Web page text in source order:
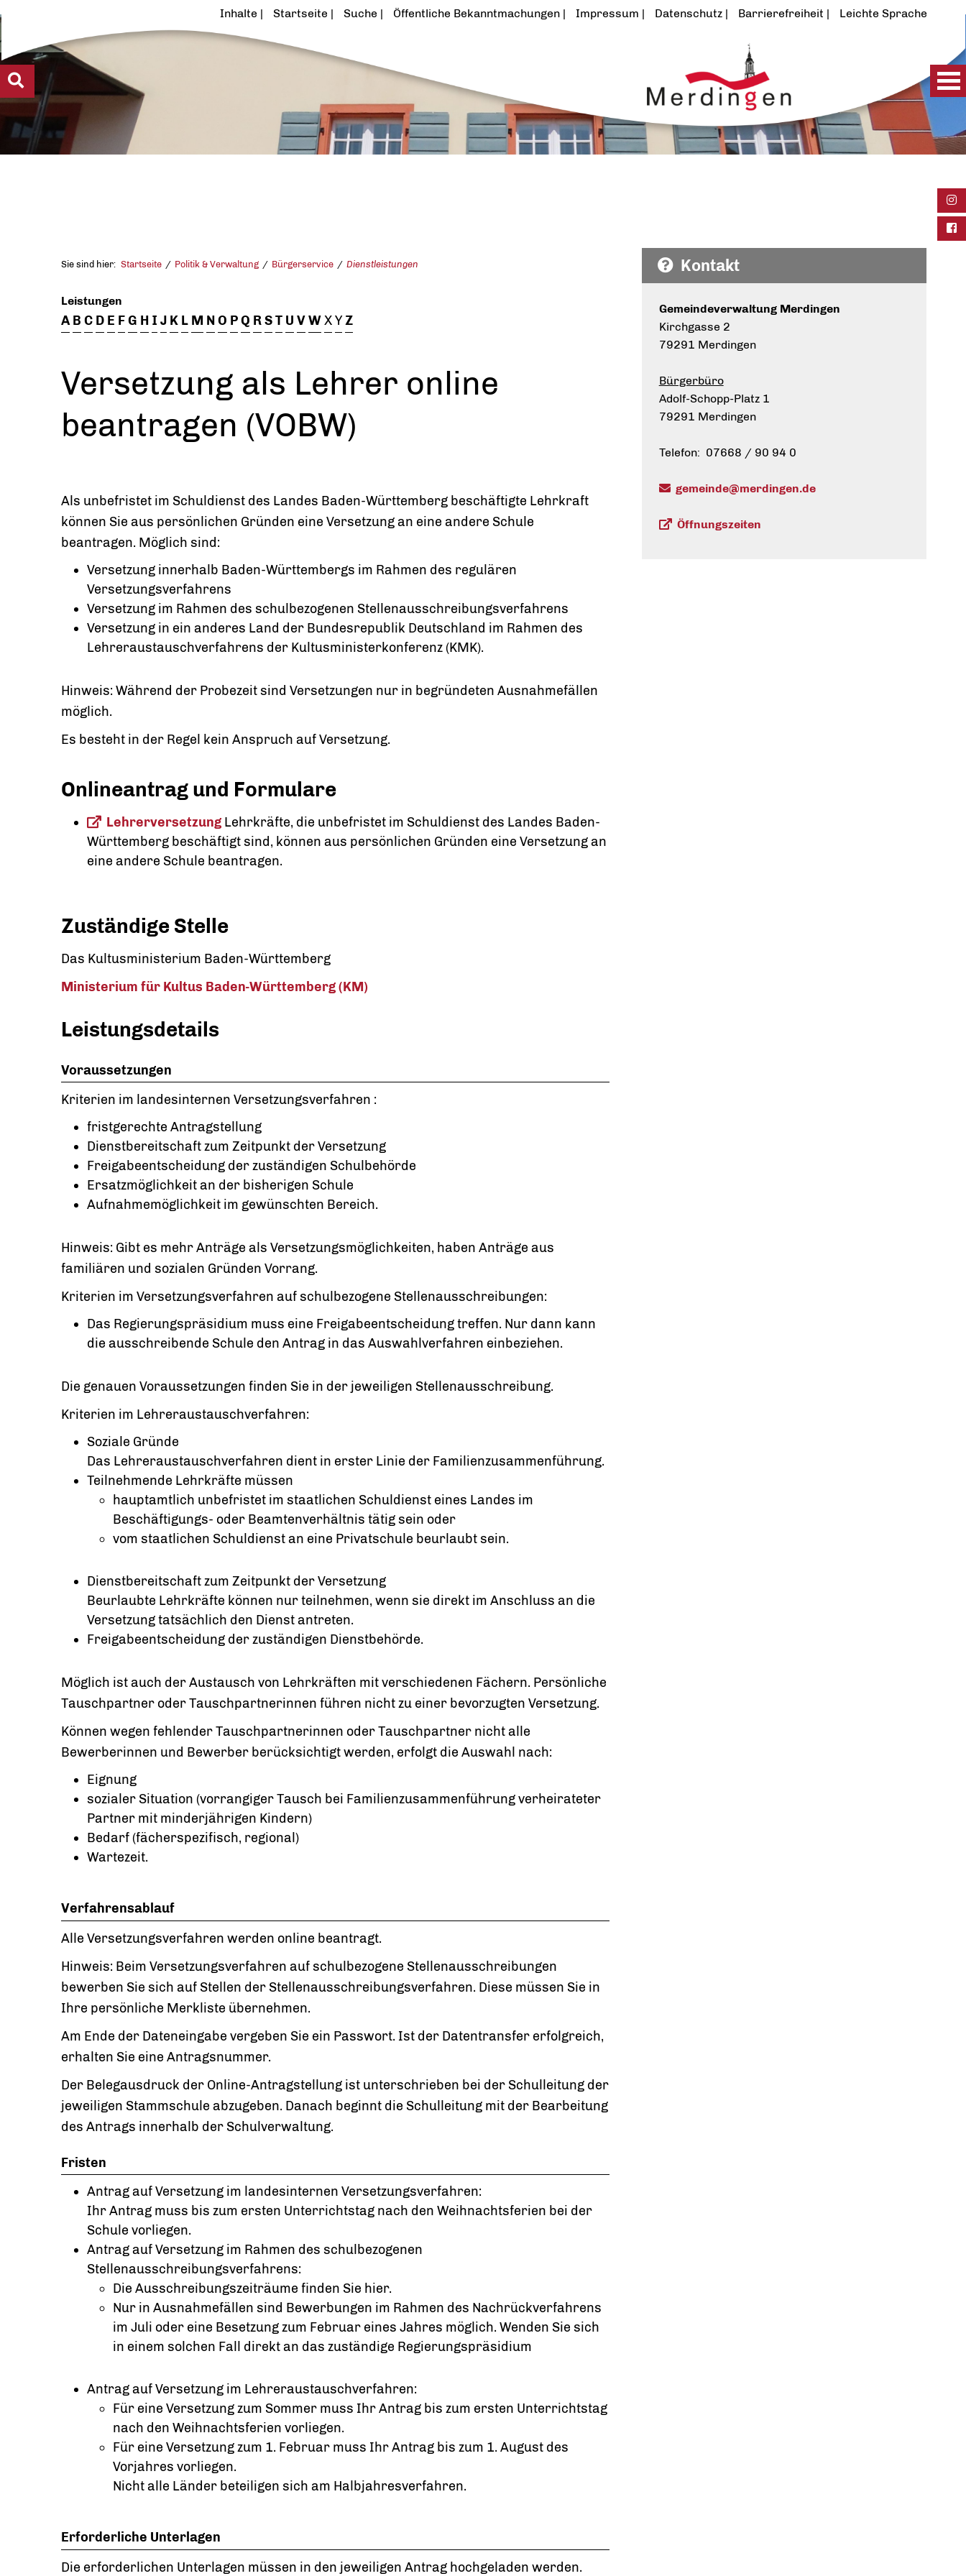
Inhalte Startseite Suche Öffentliche Bekanntmachungen Impressum Datenschutz Barrierefreiheit Leichte Sprache
Sie sind hier: Startseite Politik & Verwaltung Bürgerservice Dienstleistungen
Leistungen
A B C D E FG H I J K L M NO PQ RST U VWXYZ
Versetzung als Lehrer online
beantragen (VOBW)
Als unbefristet im Schuldienst des Landes Baden-Württemberg beschäftigte Lehrkraft
können Sie aus persönlichen Gründen eine Versetzung an eine andere Schule
beantragen. Möglich sind:
Versetzung innerhalb Baden-Württembergs im Rahmen des regulären
Versetzungsverfahrens
Versetzung im Rahmen des schulbezogenen Stellenausschreibungsverfahrens
Versetzung in ein anderes Land der Bundesrepublik Deutschland im Rahmen des
Lehreraustauschverfahrens der Kultusministerkonferenz (KMK).
Hinweis: Während der Probezeit sind Versetzungen nur in begründeten Ausnahmefällen
möglich.
Es besteht in der Regel kein Anspruch auf Versetzung.
Onlineantrag und Formulare
Lehrerversetzung Lehrkräfte, die unbefristet im Schuldienst des Landes Baden-
Württemberg beschäftigt sind, können aus persönlichen Gründen eine Versetzung an
eine andere Schule beantragen.
Zuständige Stelle
Das Kultusministerium Baden-Württemberg
Ministerium für Kultus Baden-Württemberg (KM)
Leistungsdetails
Voraussetzungen
Kriterien im landesinternen Versetzungsverfahren :
fristgerechte Antragstellung
Dienstbereitschaft zum Zeitpunkt der Versetzung
Freigabeentscheidung der zuständigen Schulbehörde
Ersatzmöglichkeit an der bisherigen Schule
Aufnahmemöglichkeit im gewünschten Bereich.
Hinweis: Gibt es mehr Anträge als Versetzungsmöglichkeiten, haben Anträge aus
familiären und sozialen Gründen Vorrang.
Kriterien im Versetzungsverfahren auf schulbezogene Stellenausschreibungen:
Das Regierungspräsidium muss eine Freigabeentscheidung treffen. Nur dann kann
die ausschreibende Schule den Antrag in das Auswahlverfahren einbeziehen.
Die genauen Voraussetzungen finden Sie in der jeweiligen Stellenausschreibung.
Kriterien im Lehreraustauschverfahren:
Soziale Gründe
Das Lehreraustauschverfahren dient in erster Linie der Familienzusammenführung.
Teilnehmende Lehrkräfte müssen
hauptamtlich unbefristet im staatlichen Schuldienst eines Landes im
Beschäftigungs- oder Beamtenverhältnis tätig sein oder
vom staatlichen Schuldienst an eine Privatschule beurlaubt sein.
Dienstbereitschaft zum Zeitpunkt der Versetzung
Beurlaubte Lehrkräfte können nur teilnehmen, wenn sie direkt im Anschluss an die
Versetzung tatsächlich den Dienst antreten.
Freigabeentscheidung der zuständigen Dienstbehörde.
Möglich ist auch der Austausch von Lehrkräften mit verschiedenen Fächern. Persönliche
Tauschpartner oder Tauschpartnerinnen führen nicht zu einer bevorzugten Versetzung.
Können wegen fehlender Tauschpartnerinnen oder Tauschpartner nicht alle
Bewerberinnen und Bewerber berücksichtigt werden, erfolgt die Auswahl nach:
Eignung
sozialer Situation (vorrangiger Tausch bei Familienzusammenführung verheirateter
Partner mit minderjährigen Kindern)
Bedarf (fächerspezifisch, regional)
Wartezeit.
Verfahrensablauf
Alle Versetzungsverfahren werden online beantragt.
Hinweis: Beim Versetzungsverfahren auf schulbezogene Stellenausschreibungen
bewerben Sie sich auf Stellen der Stellenausschreibungsverfahren. Diese müssen Sie in
Ihre persönliche Merkliste übernehmen.
Am Ende der Dateneingabe vergeben Sie ein Passwort. Ist der Datentransfer erfolgreich,
erhalten Sie eine Antragsnummer.
Der Belegausdruck der Online-Antragstellung ist unterschrieben bei der Schulleitung der
jeweiligen Stammschule abzugeben. Danach beginnt die Schulleitung mit der Bearbeitung
des Antrags innerhalb der Schulverwaltung.
Fristen
Antrag auf Versetzung im landesinternen Versetzungsverfahren:
Ihr Antrag muss bis zum ersten Unterrichtstag nach den Weihnachtsferien bei der
Schule vorliegen.
Antrag auf Versetzung im Rahmen des schulbezogenen
Stellenausschreibungsverfahrens:
Die Ausschreibungszeiträume finden Sie hier.
Nur in Ausnahmefällen sind Bewerbungen im Rahmen des Nachrückverfahrens
im Juli oder eine Besetzung zum Februar eines Jahres möglich. Wenden Sie sich
in einem solchen Fall direkt an das zuständige Regierungspräsidium
Antrag auf Versetzung im Lehreraustauschverfahren:
Für eine Versetzung zum Sommer muss Ihr Antrag bis zum ersten Unterrichtstag
nach den Weihnachtsferien vorliegen.
Für eine Versetzung zum 1. Februar muss Ihr Antrag bis zum 1. August des
Vorjahres vorliegen.
Nicht alle Länder beteiligen sich am Halbjahresverfahren.
Erforderliche Unterlagen
Die erforderlichen Unterlagen müssen in den jeweiligen Antrag hochgeladen werden.
Kontakt
Gemeindeverwaltung Merdingen
Kirchgasse 2
79291 Merdingen
Bürgerbüro
Adolf-Schopp-Platz 1
79291 Merdingen
Telefon: 07668 / 90 94 0
gemeinde@merdingen.de
Öffnungszeiten